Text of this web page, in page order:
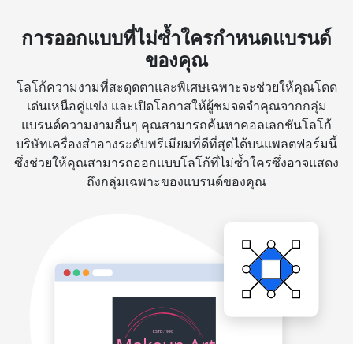
การออกแบบที่ไม่ซ้ำใครกำหนดแบรนด์
ของคุณ
โลโก้ความงามที่สะดุดตาและพิเศษเฉพาะจะช่วยให้คุณโดด
เด่นเหนือคู่แข่ง และเปิดโอกาสให้ผู้ชมจดจำคุณจากกลุ่ม
แบรนด์ความงามอื่นๆ คุณสามารถค้นหาคอลเลกชันโลโก้
บริษัทเครื่องสำอางระดับพรีเมียมที่ดีที่สุดได้บนแพลตฟอร์มนี้
ซึ่งช่วยให้คุณสามารถออกแบบโลโก้ที่ไม่ซ้ำใครซึ่งอาจแสดง
ถึงกลุ่มเฉพาะของแบรนด์ของคุณ